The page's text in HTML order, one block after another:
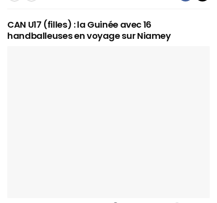
CAN U17 (filles) : la Guinée avec 16
handballeuses en voyage sur Niamey